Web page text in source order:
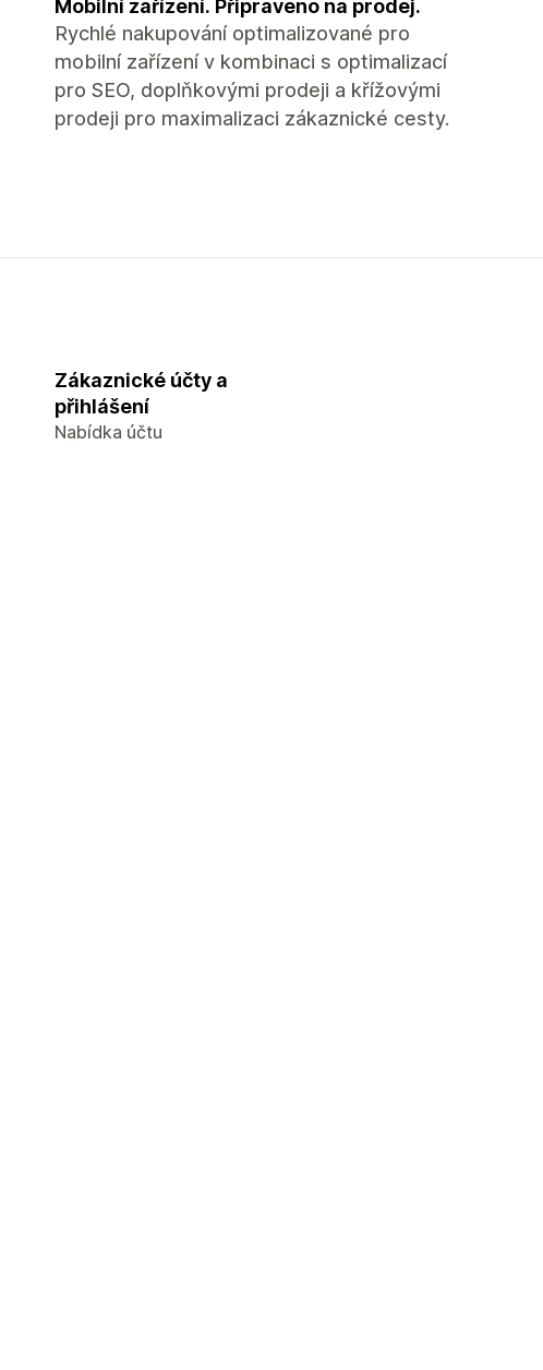
Mobilní zařízení. Připraveno na prodej.
Rychlé nakupování optimalizované pro
mobilní zařízení v kombinaci s optimalizací
pro SEO, doplňkovými prodeji a křížovými
prodeji pro maximalizaci zákaznické cesty.
Zákaznické účty a
přihlášení
Nabídka účtu